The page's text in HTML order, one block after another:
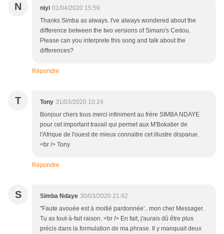
N niyi 01/04/2020 15:59
Thanks Simba as always. I've always wondered about the
difference between the two versions of Simaro's Cedou.
Please can you interprete this song and talk about the
differences?
Répondre
T Tony 31/03/2020 10:24
Bonjour chers tous merci infiniment au frère SIMBA NDAYE
pour cet important travail qui permet aux M'Bokatier de
l'Afrique de l'ouest de mieux connaitre cet illustre disparue.
<br /> Tony
Répondre
S Simba Ndaye 30/03/2020 21:42
''Faute avouée est à moitié pardonnée'.. mon cher Messager.
Tu as tout-à-fait raison. <br /> En fait, j'aurais dû être plus
précis dans la formulation de ma phrase. Il y manquait deux